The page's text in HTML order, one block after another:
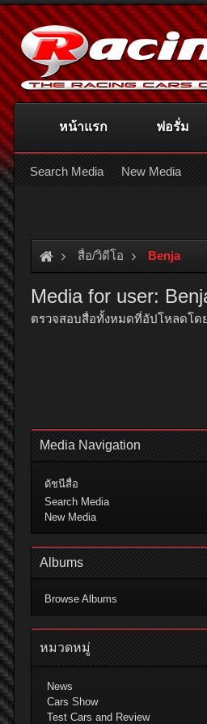
สื่อ/วิดีโอ Benja
Media for user:
ตรวจสอบสื่อทั้งหมดที่อัปโหลดโด
Media Navigation
ดัชนีสื่อ
Search Media
New Media
Albums
Browse Albums
หมวดหมู่
News
Cars Show
Test Cars and Review
หน้าแรก ฟอรั่ม
Search Media New Media